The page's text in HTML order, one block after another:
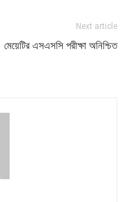
Next article
মেয়েটির এসএসসি পরীক্ষা অনিশ্চিত